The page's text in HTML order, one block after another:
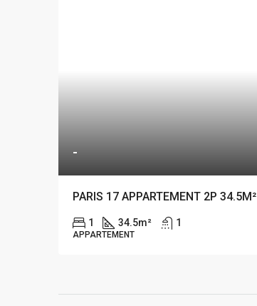
-
PARIS 17 APPARTEMENT 2P 34.5M²
1 34.5m² 1
APPARTEMENT